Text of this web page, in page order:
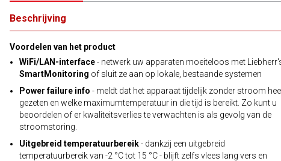
Beschrijving
Voordelen van het product
WiFi/LAN-interface- netwerk uw apparaten moeiteloos met
SmartMonitoring of sluit ze aan op lokale, bestaande systemen
Power failure info - meldt dat het apparaat tijdelijk zonder stroom
gezeten en welke maximumtemperatuur in die tijd is bereikt. Zo kunt u
beoordelen of er kwaliteitsverlies te verwachten is als gevolg van de
stroomstoring.
Uitgebreid temperatuurbereik- dankzij een uitgebreid
temperatuurbereik van -2 °C tot 15 °C - blijft zelfs vlees lang vers en